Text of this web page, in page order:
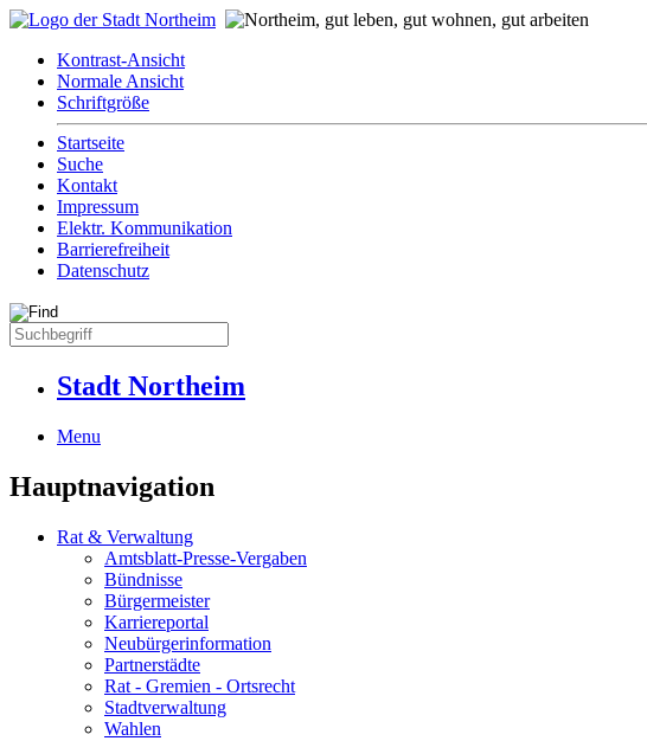
Kontrast-Ansicht
Normale Ansicht
Schriftgröße
Startseite
Suche
Kontakt
Impressum
Elektr. Kommunikation
Barrierefreiheit
Datenschutz
Stadt Northeim
Menu
Hauptnavigation
Rat & Verwaltung
Amtsblatt-Presse-Vergaben
Bündnisse
Bürgermeister
Karriereportal
Neubürgerinformation
Partnerstädte
Rat - Gremien - Ortsrecht
Stadtverwaltung
Wahlen